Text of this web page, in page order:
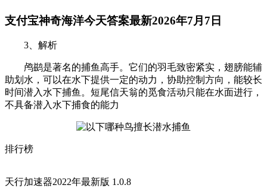
支付宝神奇海洋今天答案最新2026年7月7日
3、解析
鸬鹚是著名的捕鱼高手。它们的羽毛致密紧实，翅膀能辅
助划水，可以在水下提供一定的动力，协助控制方向，能较长
时间潜入水下捕鱼。短尾信天翁的觅食活动只能在水面进行，
不具备潜入水下捕食的能力
排行榜
天行加速器2022年最新版 1.0.8